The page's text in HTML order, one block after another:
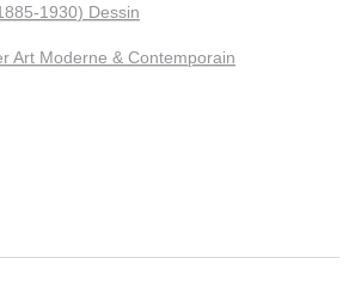
1930) Dessin
Art Moderne & Contemporain